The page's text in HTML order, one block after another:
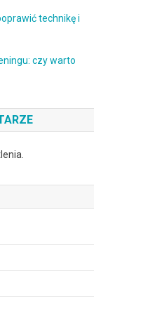
technikę i
czy warto